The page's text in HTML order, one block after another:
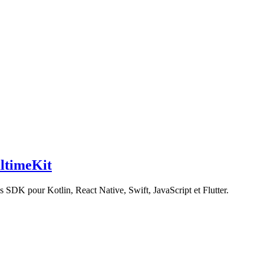
SDK pour Kotlin, React Native, Swift, JavaScript et Flutter.